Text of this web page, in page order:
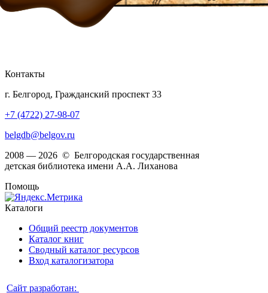
Контакты
г. Белгород, Гражданский проспект 33
+7 (4722) 27-98-07
belgdb@belgov.ru
2008 — 2026 © Белгородская государственная
детская библиотека имени А.А. Лиханова
Помощь
Каталоги
Общий реестр документов
Каталог книг
Сводный каталог ресурсов
Вход каталогизатора
Сайт разработан: